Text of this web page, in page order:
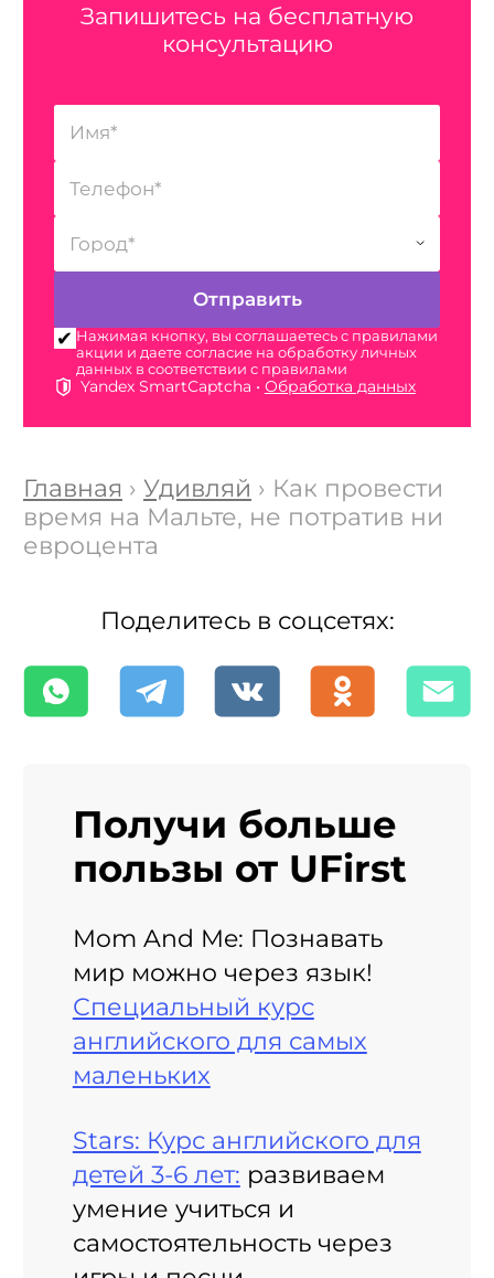
Запишитесь на бесплатную
консультацию
Нажимая кнопку, вы соглашаетесь с правилами
акции и даете согласие на обработку личных
данных в соответствии с правилами
Yandex SmartCaptcha • Обработка данных
Главная › Удивляй › Как провести
время на Мальте, не потратив ни
евроцента
Поделитесь в соцсетях:
Получи больше
пользы от UFirst
Mom And Me: Познавать
мир можно через язык!
Специальный курс
английского для самых
маленьких
Stars: Курс английского для
детей 3-6 лет: развиваем
умение учиться и
самостоятельность через